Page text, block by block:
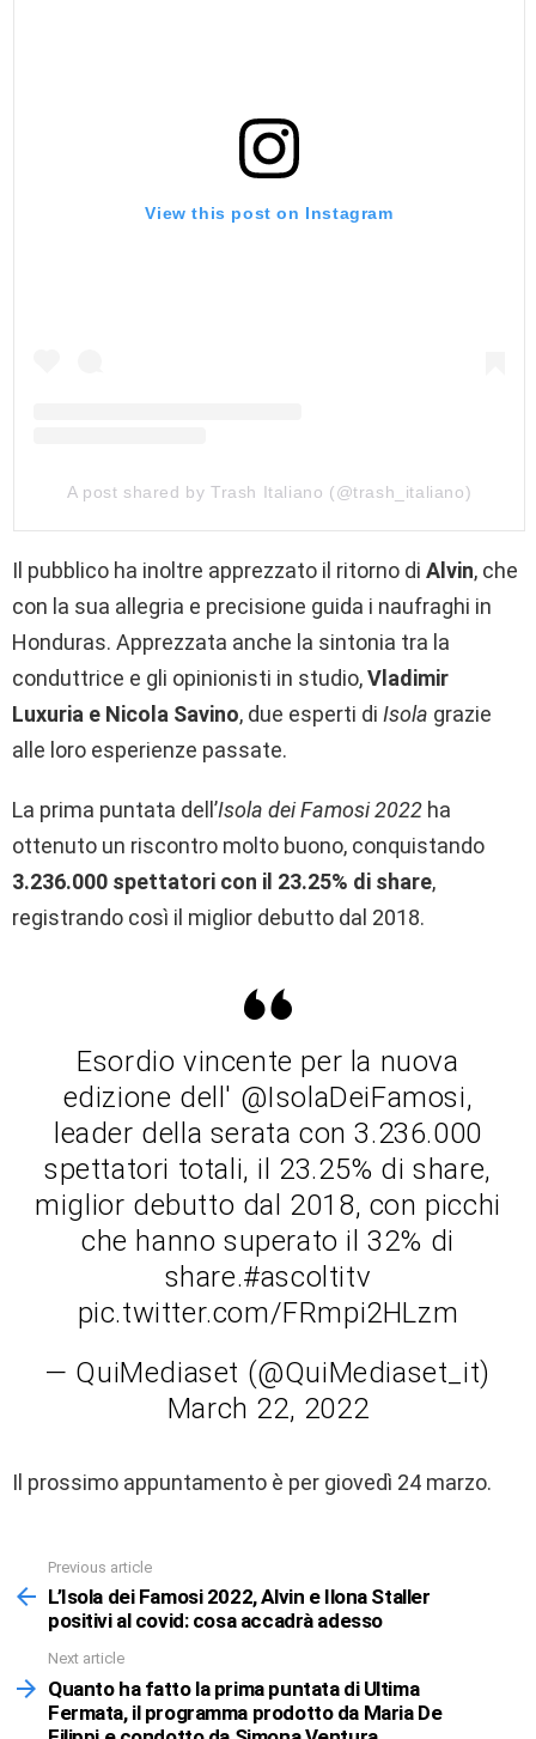
View this post on Instagram
A post shared by Trash Italiano (@trash_italiano)
Il pubblico ha inoltre apprezzato il ritorno di Alvin, che
con la sua allegria e precisione guida i naufraghi in
Honduras. Apprezzata anche la sintonia tra la
conduttrice e gli opinionisti in studio,Vladimir
Luxuria e Nicola Savino, due esperti di Isola grazie
alle loro esperienze passate.
La prima puntata dell’Isola dei Famosi 2022 ha
ottenuto un riscontro molto buono, conquistando
3.236.000 spettatori con il 23.25% di share,
registrando così il miglior debutto dal 2018.
Esordio vincente per la nuova
edizione dell' @IsolaDeiFamosi,
leader della serata con 3.236.000
spettatori totali, il 23.25% di share,
miglior debutto dal 2018, con picchi
che hanno superato il 32% di
share.#ascoltitv
pic.twitter.com/FRmpi2HLzm
— QuiMediaset (@QuiMediaset_it)
March 22, 2022
Il prossimo appuntamento è per giovedì 24 marzo.
more
Previous article
L’Isola dei Famosi 2022, Alvin e Ilona Staller
positivi al covid: cosa accadrà adesso
Next article
Quanto ha fatto la prima puntata di Ultima
Fermata, il programma prodotto da Maria De